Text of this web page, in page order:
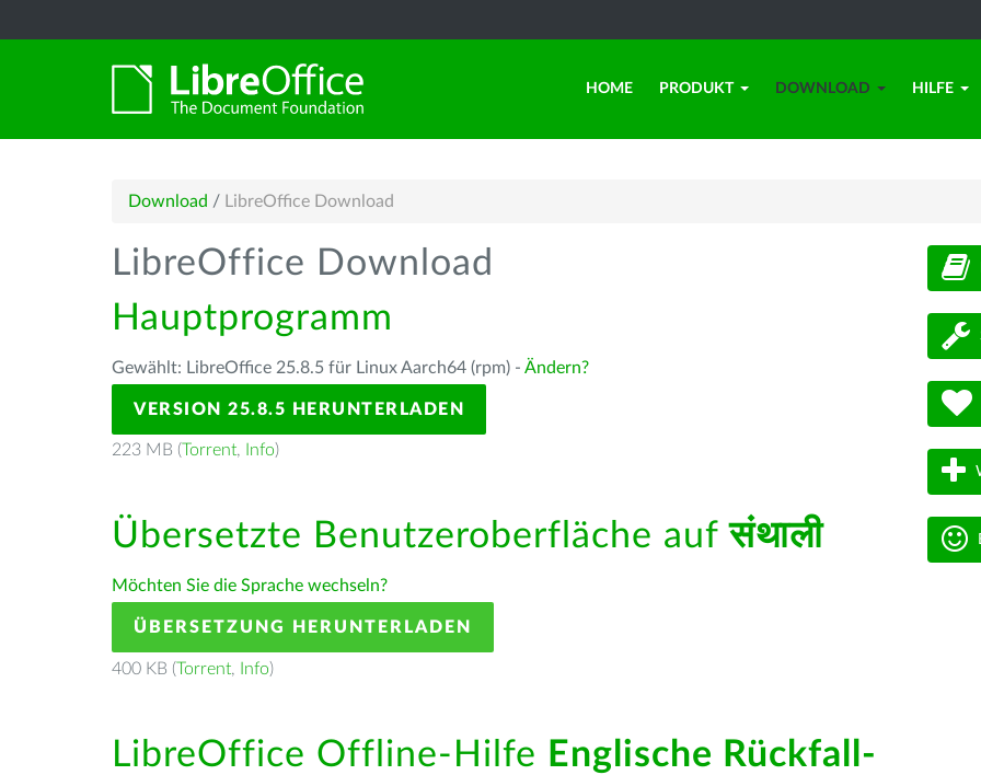
HOME PRODUKT DOWNLOAD HILFE
Download / LibreOffice Download
LibreOffice Download
Hauptprogramm
Gewählt: LibreOffice 25.8.5 für Linux Aarch64 (rpm) - Ändern?
VERSION 25.8.5 HERUNTERLADEN
223 MB (Torrent, Info)
Übersetzte Benutzeroberfläche aufसंथाली
Möchten Sie die Sprache wechseln?
ÜBERSETZUNG HERUNTERLADEN
400 KB (Torrent, Info)
LibreOffice Offline-Hilfe Englische Rückfall-